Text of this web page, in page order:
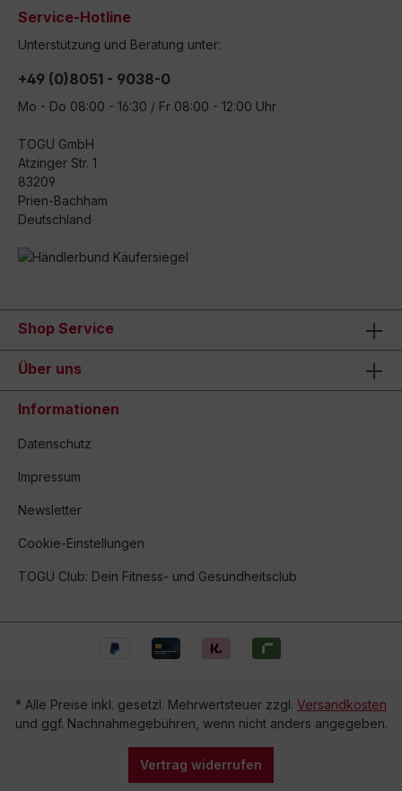
Service-Hotline
Unterstützung und Beratung unter:
+49 (0)8051 - 9038-0
Mo - Do 08:00 - 16:30 / Fr 08:00 - 12:00 Uhr
TOGU GmbH
Atzinger Str. 1
83209
Prien-Bachham
Deutschland
Shop Service
Über uns
Informationen
Datenschutz
Impressum
Newsletter
Cookie-Einstellungen
TOGU Club: Dein Fitness- und Gesundheitsclub
* Alle Preise inkl. gesetzl. Mehrwertsteuer zzgl. Versandkosten
und ggf. Nachnahmegebühren, wenn nicht anders angegeben.
Vertrag widerrufen